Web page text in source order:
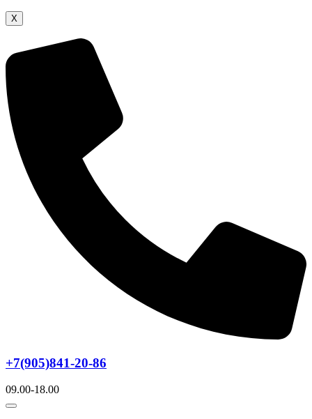
X
+7(905)841-20-86
09.00-18.00